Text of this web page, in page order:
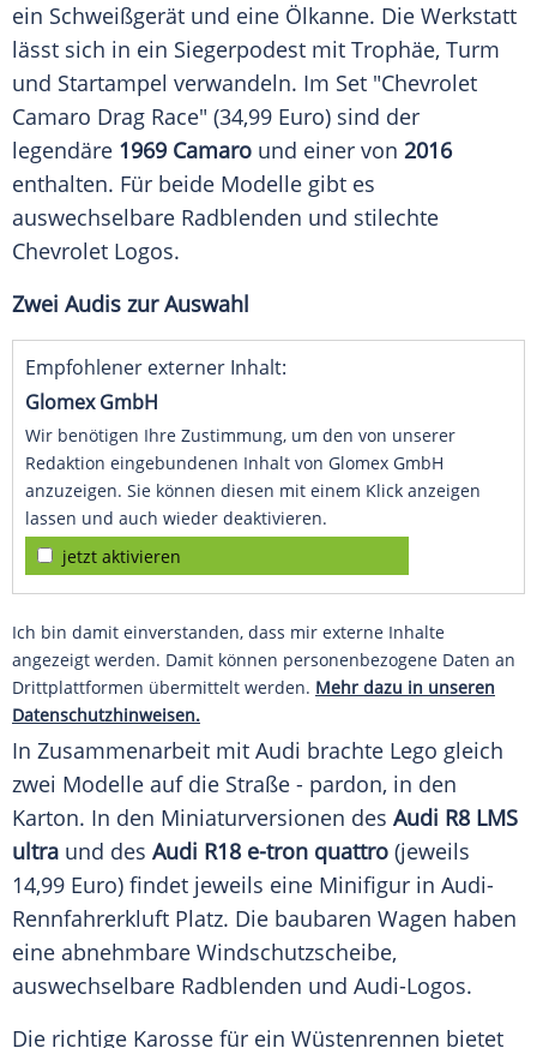
ein Schweißgerät und eine Ölkanne. Die Werkstatt
lässt sich in ein Siegerpodest mit Trophäe, Turm
und Startampel verwandeln. Im Set "Chevrolet
Camaro Drag Race" (34,99 Euro) sind der
legendäre 1969 Camaro und einer von 2016
enthalten. Für beide Modelle gibt es
auswechselbare Radblenden und stilechte
Chevrolet Logos.
Zwei Audis zur Auswahl
Empfohlener externer Inhalt:
Glomex GmbH
Wir benötigen Ihre Zustimmung, um den von unserer
Redaktion eingebundenen Inhalt von Glomex GmbH
anzuzeigen. Sie können diesen mit einem Klick anzeigen
lassen und auch wieder deaktivieren.
jetzt aktivieren
Ich bin damit einverstanden, dass mir externe Inhalte
angezeigt werden. Damit können personenbezogene Daten an
Drittplattformen übermittelt werden. Mehr dazu in unseren
Datenschutzhinweisen.
In Zusammenarbeit mit Audi brachte Lego gleich
zwei Modelle auf die Straße - pardon, in den
Karton. In den Miniaturversionen des Audi R8 LMS
ultra und des Audi R18 e-tron quattro (jeweils
14,99 Euro) findet jeweils eine Minifigur in Audi-
Rennfahrerkluft Platz. Die baubaren Wagen haben
eine abnehmbare Windschutzscheibe,
auswechselbare Radblenden und Audi-Logos.
Die richtige Karosse für ein Wüstenrennen bietet